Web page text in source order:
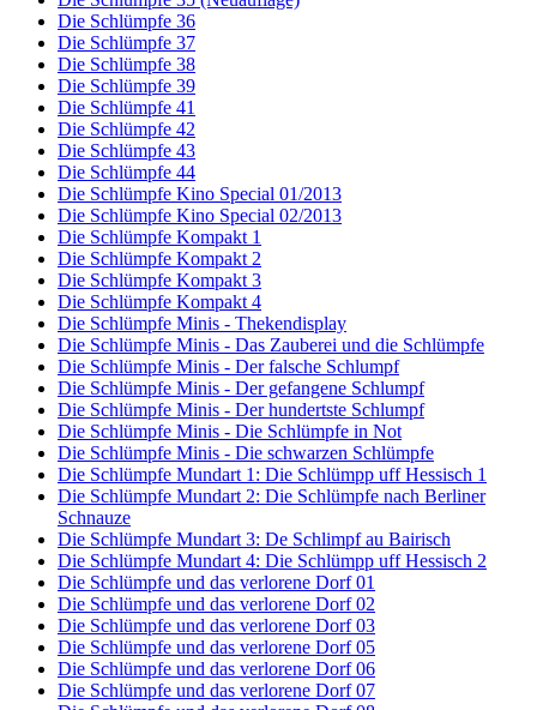
Die Schlümpfe 36
Die Schlümpfe 37
Die Schlümpfe 38
Die Schlümpfe 39
Die Schlümpfe 41
Die Schlümpfe 42
Die Schlümpfe 43
Die Schlümpfe 44
Die Schlümpfe Kino Special 01/2013
Die Schlümpfe Kino Special 02/2013
Die Schlümpfe Kompakt 1
Die Schlümpfe Kompakt 2
Die Schlümpfe Kompakt 3
Die Schlümpfe Kompakt 4
Die Schlümpfe Minis - Thekendisplay
Die Schlümpfe Minis - Das Zauberei und die Schlümpfe
Die Schlümpfe Minis - Der falsche Schlumpf
Die Schlümpfe Minis - Der gefangene Schlumpf
Die Schlümpfe Minis - Der hundertste Schlumpf
Die Schlümpfe Minis - Die Schlümpfe in Not
Die Schlümpfe Minis - Die schwarzen Schlümpfe
Die Schlümpfe Mundart 1: Die Schlümpp uff Hessisch 1
Die Schlümpfe Mundart 2: Die Schlümpfe nach Berliner
Schnauze
Die Schlümpfe Mundart 3: De Schlimpf au Bairisch
Die Schlümpfe Mundart 4: Die Schlümpp uff Hessisch 2
Die Schlümpfe und das verlorene Dorf 01
Die Schlümpfe und das verlorene Dorf 02
Die Schlümpfe und das verlorene Dorf 03
Die Schlümpfe und das verlorene Dorf 05
Die Schlümpfe und das verlorene Dorf 06
Die Schlümpfe und das verlorene Dorf 07